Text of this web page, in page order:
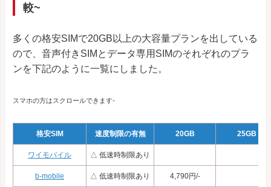
較~
多くの格安SIMで20GB以上の大容量プランを出している
ので、音声付きSIMとデータ専用SIMのそれぞれのプラ
ンを下記のように一覧にしました。
スマホの方はスクロールできます-
格安SIM 速度制限の有無 20GB 25GB
ワイモバイル △ 低速時制限あり
b-mobile △ 低速時制限あり 4,790円/-